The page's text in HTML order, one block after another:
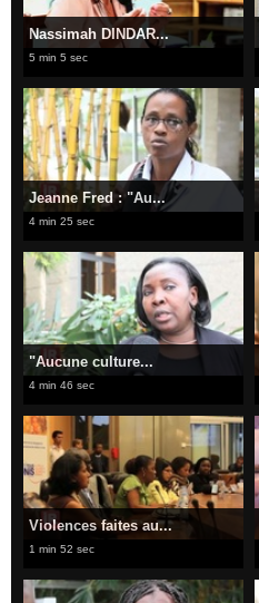
Nassimah DINDAR...
5 min 5 sec
Jeanne Fred : "Au...
4 min 25 sec
"Aucune culture...
4 min 46 sec
Violences faites au...
1 min 52 sec